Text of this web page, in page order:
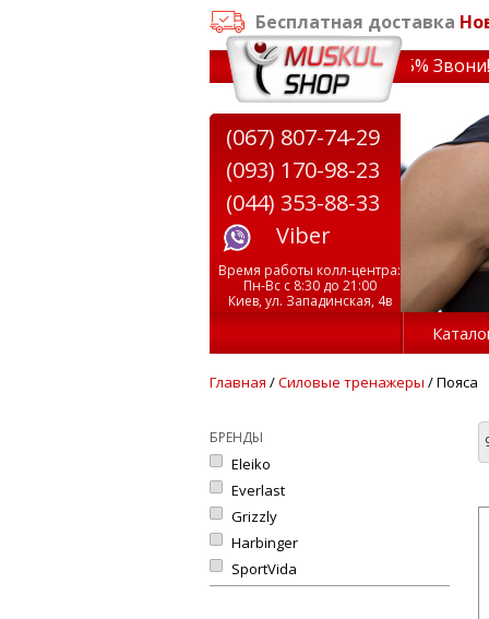
Бесплатная доставка
✔ Скидки на тренажеры до 15% Звони! ✔
(067) 807-74-29
(093) 170-98-23
(044) 353-88-33
Viber
Время работы колл-центра:
Пн-Вс с 8:30 до 21:00
Киев, ул. Западинская, 4в
Главная /Силовые тренажеры / Пояса
БРЕНДЫ
Eleiko
Everlast
Grizzly
Harbinger
SportVida